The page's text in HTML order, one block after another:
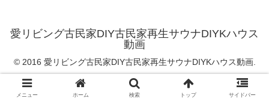
愛リビング古民家DIY古民家再生サウナDIYKハウス
動画
© 2016 愛リビング古民家DIY古民家再生サウナDIYKハウス動画.
メニュー ホーム 検索 トップ サイドバー